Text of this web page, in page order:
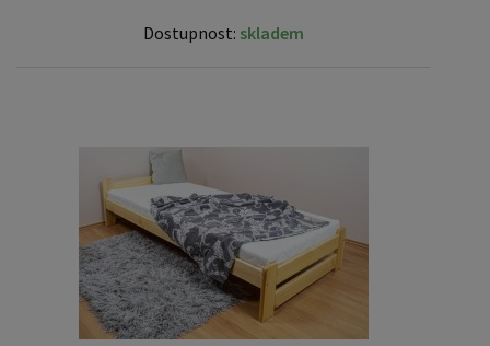
Dostupnost: skladem